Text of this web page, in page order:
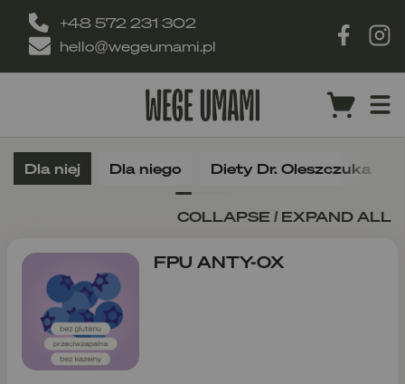
+48 572 231 302
hello@wegeumami.pl
Dla niej Dla niego Diety Dr. Oleszczuka
COLLAPSE / EXPAND ALL
FPU ANTY-OX